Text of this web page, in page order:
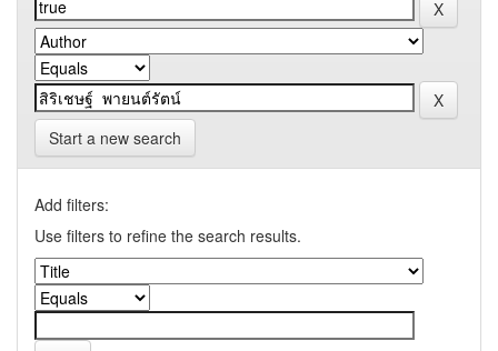
Start a new search
Add filters:
Use filters to refine the search results.